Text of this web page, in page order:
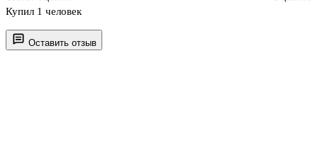
Оставить отзыв
Купил 1 человек